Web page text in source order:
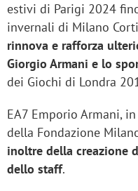
estivi di Parigi 2024
invernali di Milano
rinnova e rafforza
Giorgio Armani e lo
dei Giochi di Londra
EA7 Emporio Armani,
della Fondazione
inoltre della creazione
dello staff.